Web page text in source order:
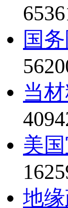
国
当
美
地